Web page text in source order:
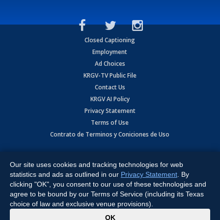
Closed Captioning
Employment
Ad Choices
KRGV-TV Public File
Contact Us
KRGV AI Policy
Privacy Statement
Terms of Use
Contrato de Terminos y Coniciones de Uso
Expressway, Weslaco, TX 78596.
All Rights Reserved. Powered by:Ruby Shore Software
Our site uses cookies and tracking technologies for web
statistics and ads as outlined in our Privacy Statement . By
clicking "OK", you consent to our use of these technologies and
agree to be bound by our Terms of Service (including its Texas
choice of law and exclusive venue provisions).
OK